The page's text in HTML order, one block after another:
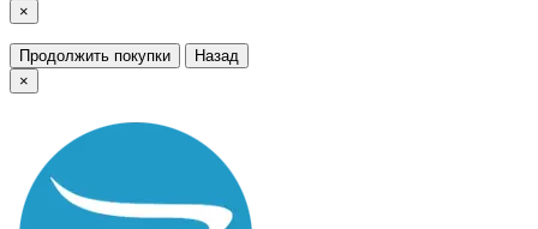
×
Продолжить покупки
Назад
×